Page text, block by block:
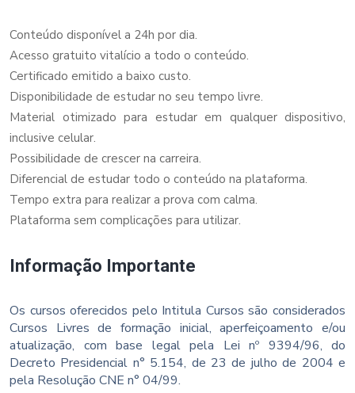
Conteúdo disponível a 24h por dia.
Acesso gratuito vitalício a todo o conteúdo.
Certificado emitido a baixo custo.
Disponibilidade de estudar no seu tempo livre.
Material otimizado para estudar em qualquer dispositivo,
inclusive celular.
Possibilidade de crescer na carreira.
Diferencial de estudar todo o conteúdo na plataforma.
Tempo extra para realizar a prova com calma.
Plataforma sem complicações para utilizar.
Informação Importante
Os cursos oferecidos pelo Intitula Cursos são considerados
Cursos Livres de formação inicial, aperfeiçoamento e/ou
atualização, com base legal pela Lei nº 9394/96, do
Decreto Presidencial n° 5.154, de 23 de julho de 2004 e
pela Resolução CNE n° 04/99.